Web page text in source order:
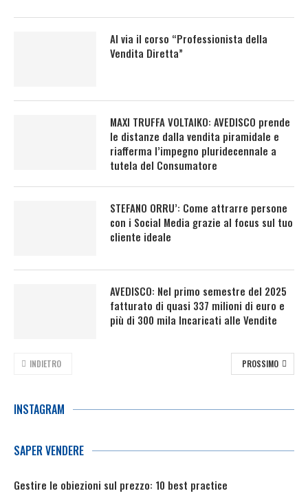
Al via il corso “Professionista della
Vendita Diretta”
MAXI TRUFFA VOLTAIKO: AVEDISCO prende
le distanze dalla vendita piramidale e
riafferma l’impegno pluridecennale a
tutela del Consumatore
STEFANO ORRU’: Come attrarre persone
con i Social Media grazie al focus sul tuo
cliente ideale
AVEDISCO: Nel primo semestre del 2025
fatturato di quasi 337 milioni di euro e
più di 300 mila Incaricati alle Vendite
INDIETRO PROSSIMO
INSTAGRAM
SAPER VENDERE
Gestire le obiezioni sul prezzo: 10 best practice